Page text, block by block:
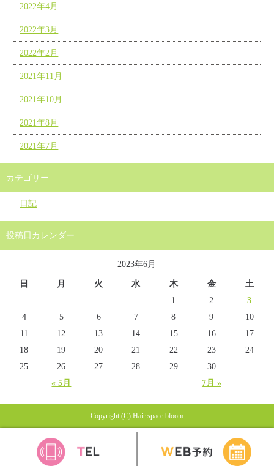
2022年4月
2022年3月
2022年2月
2021年11月
2021年10月
2021年8月
2021年7月
カテゴリー
日記
投稿日カレンダー
2023年6月
日 月 火 水 木 金 土
« 5月 7月 »
1 2
3
4
5 6 7 8 9
10
11
12 13 14 15 16
17
18
19 20 21 22 23
24
25
26 27 28 29 30
Copyright (C) Hair space bloom